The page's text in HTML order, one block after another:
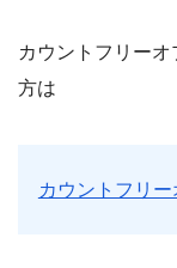
カウントフリー
方は
カウントフリ